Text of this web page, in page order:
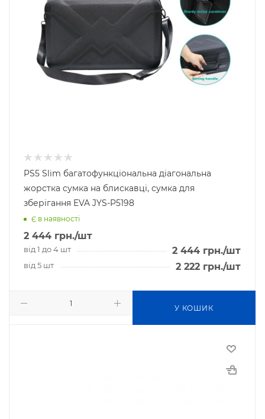
PS5 Slim багатофункціональна діагональна
жорстка сумка на блискавці, сумка для
зберігання EVA JYS-P5198
Є в наявності
2 444 грн./шт
від 1 до 4 шт 2 444 грн./шт
від 5 шт 2 222 грн./шт
У КОШИК